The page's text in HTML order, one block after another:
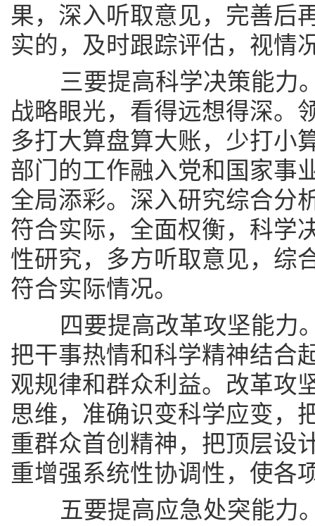
果，深入听取意见，完善后
实的，及时跟踪评估，视情
三要提高科学决策能力
战略眼光，看得远想得深。
多打大算盘算大账，少打小
部门的工作融入党和国家事
全局添彩。深入研究综合分
符合实际，全面权衡，科学
性研究，多方听取意见，综
符合实际情况。
四要提高改革攻坚能力
把干事热情和科学精神结合
观规律和群众利益。改革攻
思维，准确识变科学应变，
重群众首创精神，把顶层设
重增强系统性协调性，使各
五要提高应急处突能力